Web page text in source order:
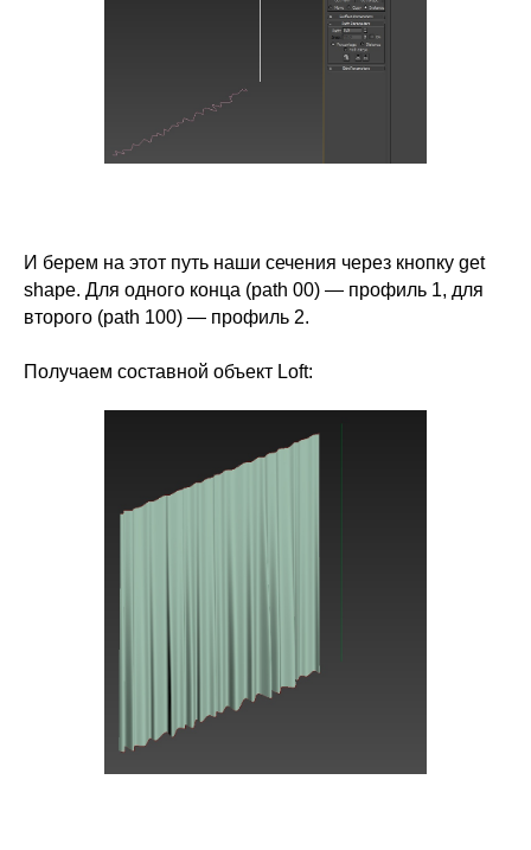
И берем на этот путь наши сечения через кнопку get
shape. Для одного конца (path 00) — профиль 1, для
второго (path 100) — профиль 2.
Получаем составной объект Loft: